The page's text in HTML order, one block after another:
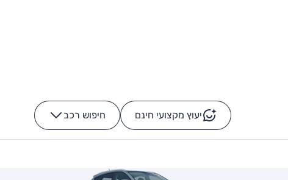
יעוץ מקצועי חינם חיפוש רכב -